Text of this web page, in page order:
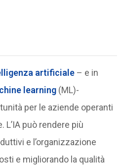
artificiale– e in
learning(ML)-
per le aziende operanti
può rendere più
e l’organizzazione
e migliorando la qualità